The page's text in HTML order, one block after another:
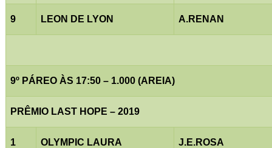
9 LEON DE LYON A.RENAN
9º PÁREO ÀS 17:50 – 1.000 (AREIA)
PRÊMIO LAST HOPE – 2019
1 OLYMPIC LAURA J.E.ROSA